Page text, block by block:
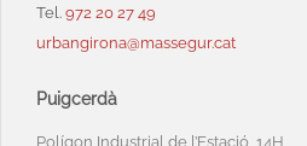
Tel. 972 20 27 49
urbangirona@massegur.cat
Puigcerdà
Polígon Industrial de l’Estació, 14H